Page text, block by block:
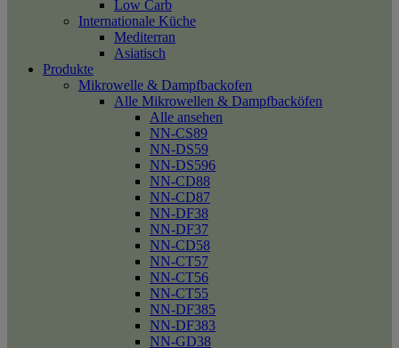
Low Carb
Internationale Küche
Mediterran
Asiatisch
Produkte
Mikrowelle & Dampfbackofen
Alle Mikrowellen & Dampfbacköfen
Alle ansehen
NN-CS89
NN-DS59
NN-DS596
NN-CD88
NN-CD87
NN-DF38
NN-DF37
NN-CD58
NN-CT57
NN-CT56
NN-CT55
NN-DF385
NN-DF383
NN-GD38